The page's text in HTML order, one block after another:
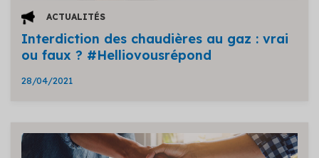
ACTUALITÉS
Interdiction des chaudières au gaz : vrai
ou faux ? #Helliovousrépond
28/04/2021